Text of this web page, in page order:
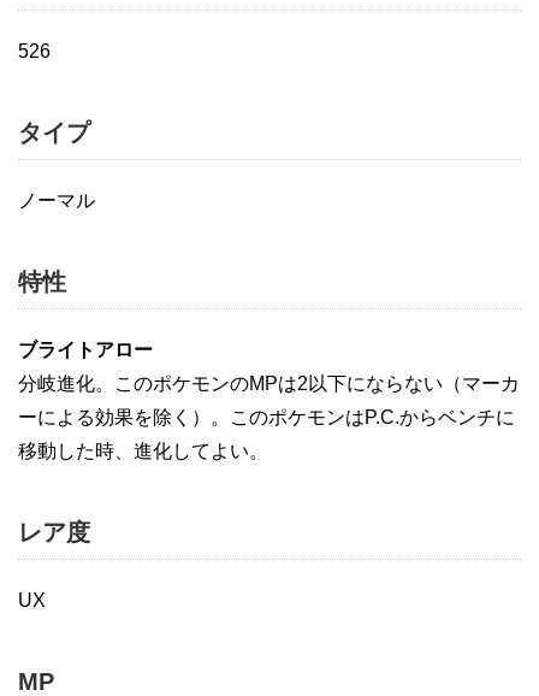
526
タイプ
ノーマル
特性
ブライトアロー
分岐進化。このポケモンのMPは2以下にならない（マーカ
ーによる効果を除く）。このポケモンはP.C.からベンチに
移動した時、進化してよい。
レア度
UX
MP